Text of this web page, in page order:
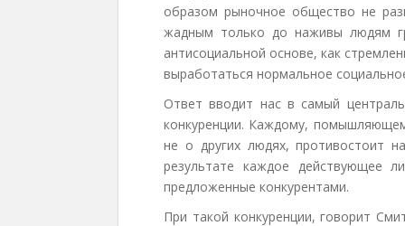
образом рыночное общество не
жадным только до наживы людям
антисоциальной основе, как
выработаться нормальное
Ответ вводит нас в самый
конкуренции. Каждому,
не о других людях, противостоит
результате каждое действующее
предложенные конкурентами.
При такой конкуренции, говорит